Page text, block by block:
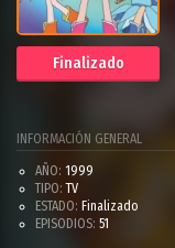
Finalizado
INFORMACIÓN GENERAL
AÑO: 1999
TIPO: TV
ESTADO: Finalizado
EPISODIOS: 51